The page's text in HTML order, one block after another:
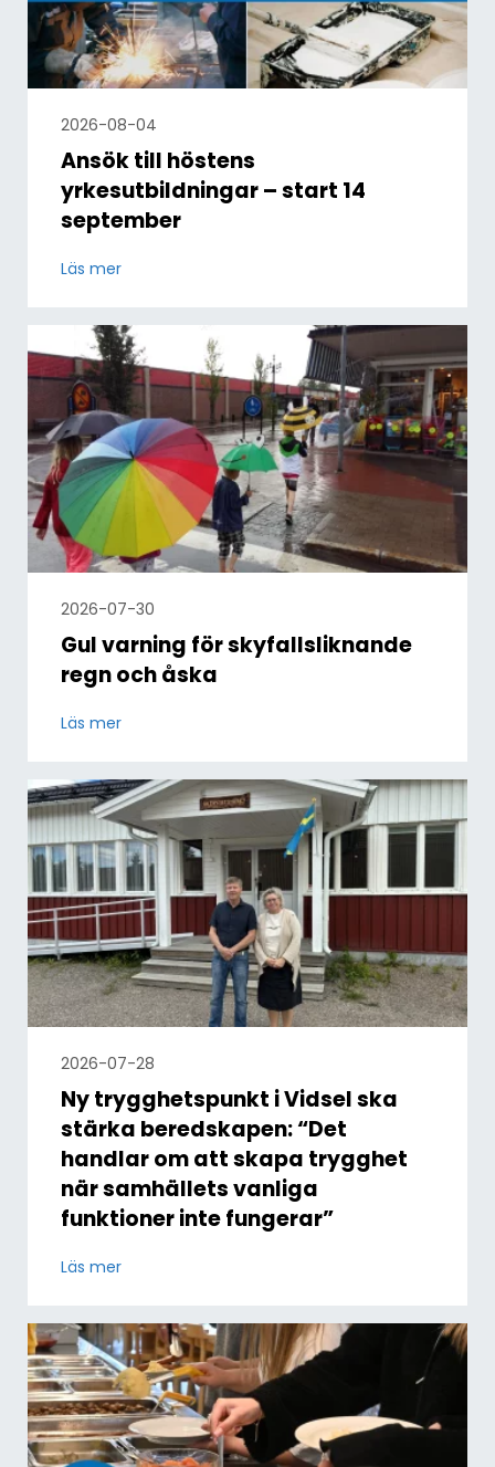
2026-08-04
Ansök till höstens
yrkesutbildningar – start 14
september
Läs mer
2026-07-30
Gul varning för skyfallsliknande
regn och åska
Läs mer
2026-07-28
Ny trygghetspunkt i Vidsel ska
stärka beredskapen: “Det
handlar om att skapa trygghet
när samhällets vanliga
funktioner inte fungerar”
Läs mer